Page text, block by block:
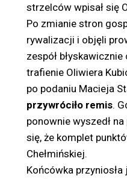
strzelców wpisał się
Po zmianie stron
rywalizacji i objęli
zespół
trafienie Oliwiera
po podaniu Macieja
przywróciło remis.
ponownie wyszedł
się, że komplet
Chełmińskiej.
Końcówka